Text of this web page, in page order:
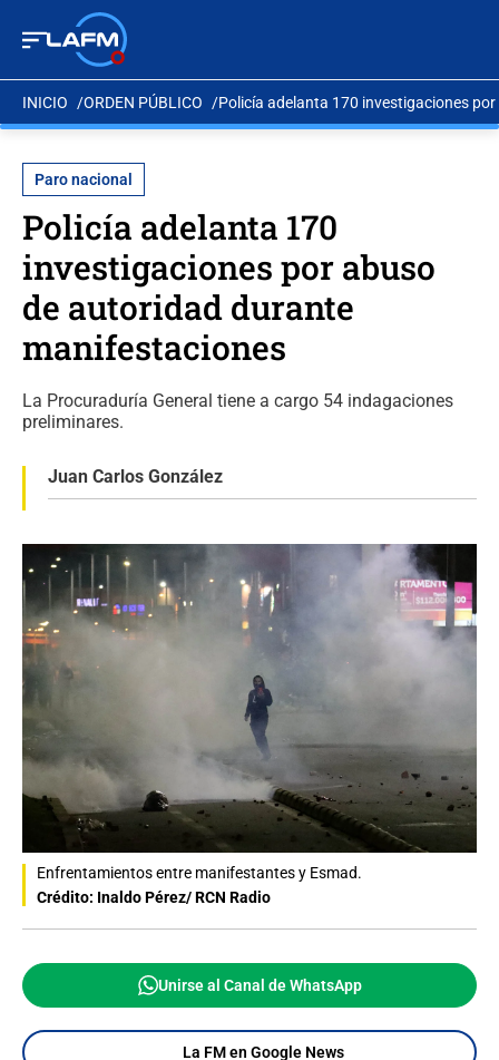
INICIO ORDEN PÚBLICO Policía adelanta 170 investigaciones
Paro nacional
Policía adelanta 170
investigaciones por abuso
de autoridad durante
manifestaciones
La Procuraduría General tiene a cargo 54 indagaciones
preliminares.
Juan Carlos González
Enfrentamientos entre manifestantes y Esmad.
Crédito: Inaldo Pérez/ RCN Radio
Unirse al Canal de WhatsApp
La FM en Google News